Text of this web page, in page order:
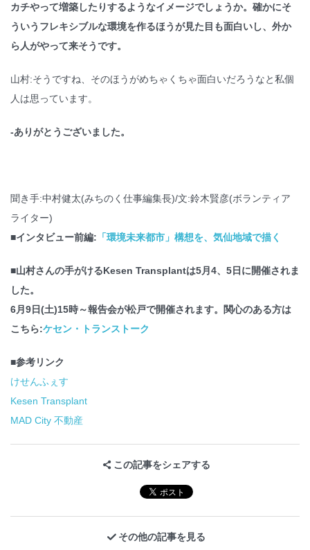
カチやって増築したりするようなイメージでしょうか。確かにそ
ういうフレキシブルな環境を作るほうが見た目も面白いし、外か
ら人がやって来そうです。
山村:そうですね、そのほうがめちゃくちゃ面白いだろうなと私個
人は思っています。
-ありがとうございました。
聞き手:中村健太(みちのく仕事編集長)/文:鈴木賢彦(ボランティア
ライター)
■インタビュー前編: 「環境未来都市」構想を、気仙地域で描く
■山村さんの手がけるKesen Transplantは5月4、5日に開催されま
した。
6月9日(土)15時～報告会が松戸で開催されます。関心のある方は
こちら:ケセン・トランストーク
■参考リンク
けせんふぇす
Kesen Transplant
MAD City 不動産
この記事をシェアする
その他の記事を見る